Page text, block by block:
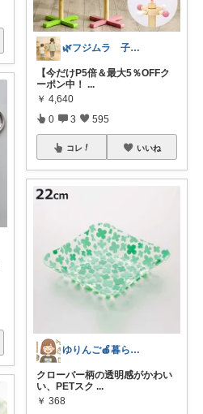
🌿フジムラ 子ども用品🌿
【今だけP5倍＆最大5％OFFク
ーポン中！ ...
￥ 4,640
0 3 595
コレ いいね
ゆりんご🍎暮らしにまつわるおすすめ品
クローバー柄の透明感がかわい
い、PETスク ...
￥ 368